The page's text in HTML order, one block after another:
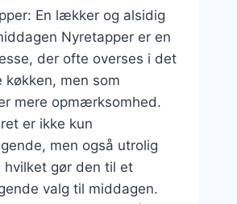
En lækker og alsidig
Nyretapper er en
der ofte overses i det
køkken, men som
mere opmærksomhed.
er ikke kun
men også utrolig
hvilket gør den til et
valg til middagen.